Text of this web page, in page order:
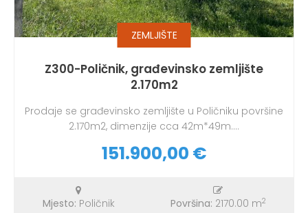
ZEMLJIŠTE
Z300-Poličnik, građevinsko zemljište
2.170m2
Prodaje se građevinsko zemljište u Poličniku površine
2.170m2, dimenzije cca 42m*49m....
151.900,00 €
Mjesto: Poličnik Površina: 2170.00 m2